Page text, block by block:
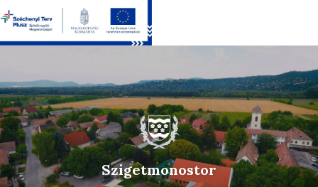
content
main
navigation
footer
Szigetmonostor